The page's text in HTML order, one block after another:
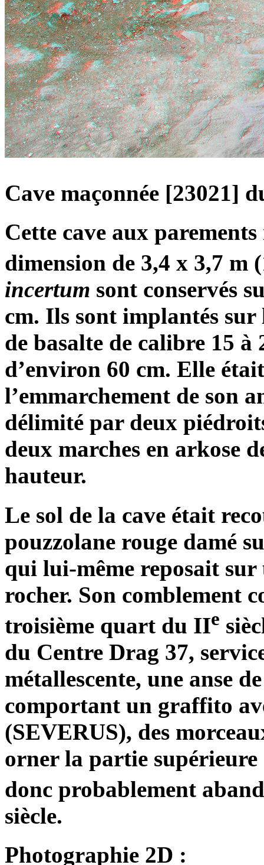
Cave maçonnée [23021]
Cette cave aux
dimension de 3,4 x 3,7 m
incertum sont conservés
cm. Ils sont implantés sur
de basalte de calibre 15
d’environ 60 cm. Elle
l’emmarchement de son
délimité par deux
deux marches en arkose
hauteur.
Le sol de la cave était
pouzzolane rouge damé
qui lui-même reposait
rocher. Son comblement
troisième quart du IIe
du Centre Drag 37,
métallescente, une anse
comportant un graffito
(SEVERUS), des
orner la partie supérieure
donc probablement
siècle.
Photographie 2D :